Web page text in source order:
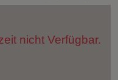
nicht Verfügbar.